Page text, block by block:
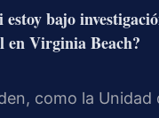
estoy bajo
Virginia Beach?
como la Unidad